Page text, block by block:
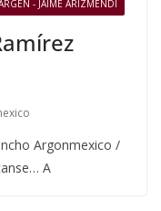
- JAIME ARIZMENDI
Argonmexico /
A